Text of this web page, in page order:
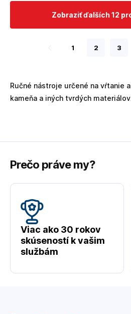
Zobraziť ďalších 12
1 2 3
Ručné nástroje určené na vŕtanie
kameňa a iných tvrdých
Prečo práve my?
Viac ako 30 rokov
skúseností k vašim
službám